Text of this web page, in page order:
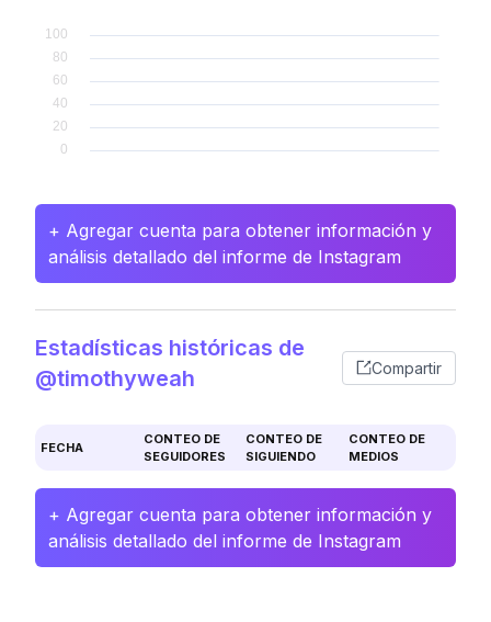
+ Agregar cuenta para obtener información y
análisis detallado del informe de Instagram
Estadísticas históricas de
@timothyweah
Compartir
FECHA
CONTEO DE
SEGUIDORES
CONTEO DE
SIGUIENDO
CONTEO DE
MEDIOS
+ Agregar cuenta para obtener información y
análisis detallado del informe de Instagram